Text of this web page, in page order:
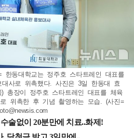
한동대학교는 정주호 스타트레인 대표를
사로 위촉했다. 사진은 3일 한동대 효
) 총장이 정주호 스타트레인 대표를 체육
위촉한 후 기념 촬영하는 모습. (사진=